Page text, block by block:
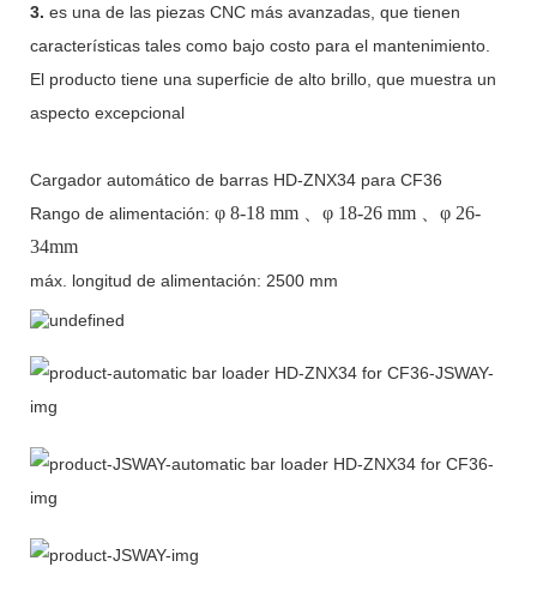
3. es una de las piezas CNC más avanzadas, que tienen
características tales como bajo costo para el mantenimiento.
El producto tiene una superficie de alto brillo, que muestra un
aspecto excepcional
Cargador automático de barras HD-ZNX34 para CF36
Rango de alimentación: φ 8-18 mm 、φ 18-26 mm 、φ 26-
34mm
máx. longitud de alimentación: 2500 mm